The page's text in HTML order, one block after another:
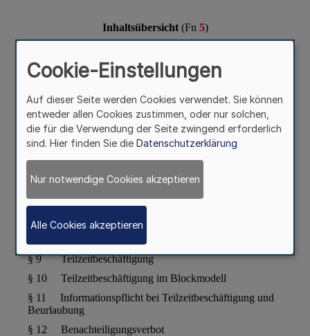
Cookie-Einstellungen
Auf dieser Seite werden Cookies verwendet. Sie können
entweder allen Cookies zustimmen, oder nur solchen,
die für die Verwendung der Seite zwingend erforderlich
sind. Hier finden Sie die Datenschutzerklärung
Nur notwendige Cookies akzeptieren
Alle Cookies akzeptieren